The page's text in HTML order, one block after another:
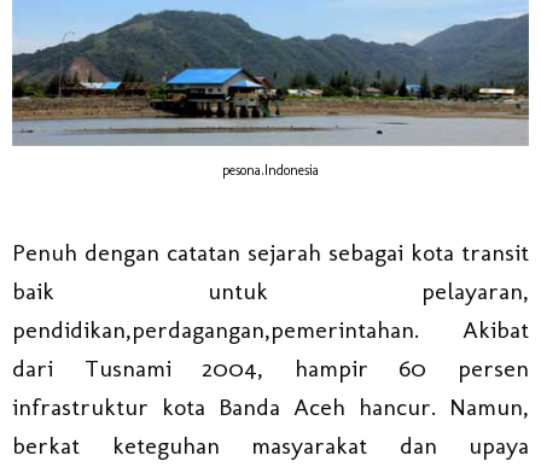
pesona.Indonesia
Penuh dengan catatan sejarah sebagai kota transit
baik untuk pelayaran,
pendidikan,perdagangan,pemerintahan. Akibat
dari Tusnami 2004, hampir 60 persen
infrastruktur kota Banda Aceh hancur. Namun,
berkat keteguhan masyarakat dan upaya